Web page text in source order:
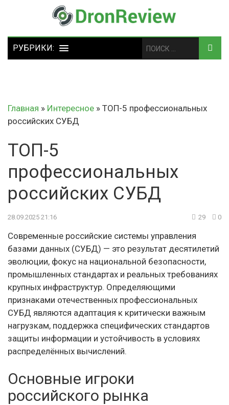
Главная » Интересное » ТОП-5 профессиональных
российских СУБД
ТОП-5
профессиональных
российских СУБД
28.09.2025 21:16 29 0
Современные российские системы управления
базами данных (СУБД) — это результат десятилетий
эволюции, фокус на национальной безопасности,
промышленных стандартах и реальных требованиях
крупных инфраструктур. Определяющими
признаками отечественных профессиональных
СУБД являются адаптация к критически важным
нагрузкам, поддержка специфических стандартов
защиты информации и устойчивость в условиях
распределённых вычислений.
Основные игроки
российского рынка